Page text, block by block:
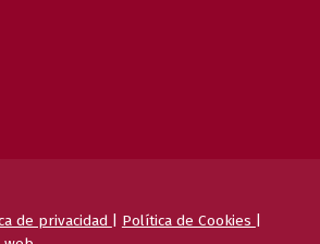
de privacidad Política de Cookies